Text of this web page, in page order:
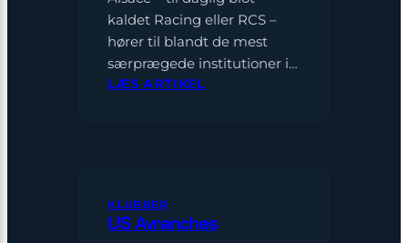
kaldet Racing eller RCS –
hører til blandt de mest
særprægede institutioner i…
LÆS ARTIKEL
KLUBBER
US Avranches